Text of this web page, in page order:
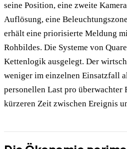
seine Position, eine zweite
Auflösung, eine
erhält eine priorisierte Meldung
Rohbildes. Die Systeme von
Kettenlogik ausgelegt. Der
weniger im einzelnen Einsatzfall
personellen Last pro überwachter
kürzeren Zeit zwischen Ereignis